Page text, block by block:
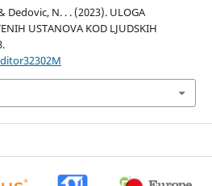
Dedovic, N. . . (2023). ULOGA
USTANOVA KOD LJUDSKIH